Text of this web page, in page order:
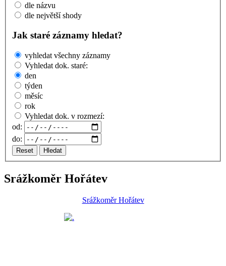
dle názvu
dle největší shody
Jak staré záznamy hledat?
vyhledat všechny záznamy
Vyhledat dok. staré:
den
týden
měsíc
rok
Vyhledat dok. v rozmezí:
od:
do:
Reset Hledat
Srážkoměr Hořátev
Srážkoměr Hořátev